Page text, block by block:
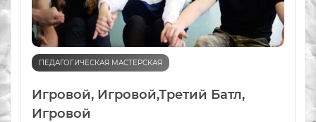
ПЕДАГОГИЧЕСКАЯ МАСТЕРСКАЯ
Игровой, Игровой,Третий Батл,
Игровой